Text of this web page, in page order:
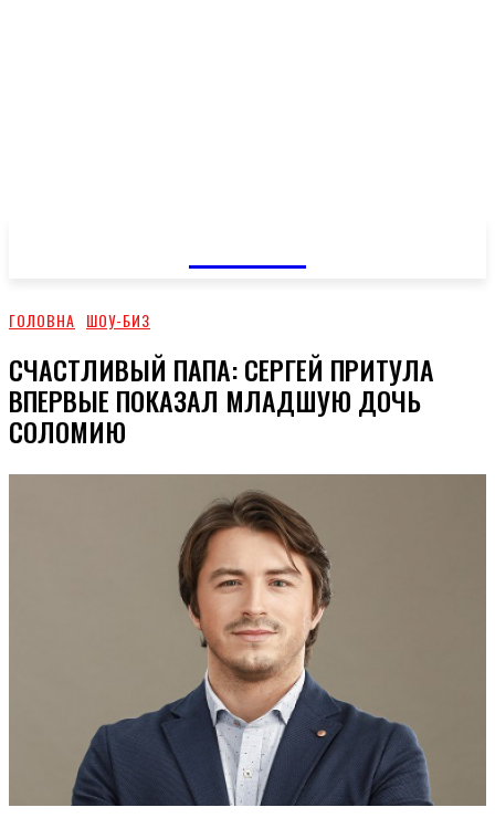
ГОЛОВНА ШОУ-БИЗ
СЧАСТЛИВЫЙ ПАПА: СЕРГЕЙ ПРИТУЛА
ВПЕРВЫЕ ПОКАЗАЛ МЛАДШУЮ ДОЧЬ
СОЛОМИЮ